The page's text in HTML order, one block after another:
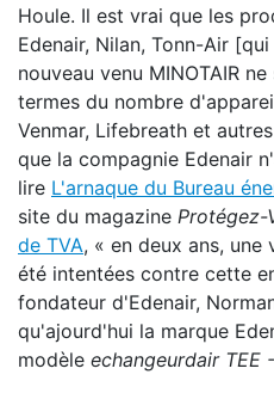
Houle. Il est vrai que les
Edenair, Nilan, Tonn-Air
nouveau venu MINOTAIR
termes du nombre
Venmar, Lifebreath et
que la compagnie Edenair
lire L'arnaque du Bureau
site du magazine Protégez-
de TVA, « en deux ans,
été intentées contre cette
fondateur d'Edenair,
qu'ajourd'hui la marque
modèle echangeurdair TEE